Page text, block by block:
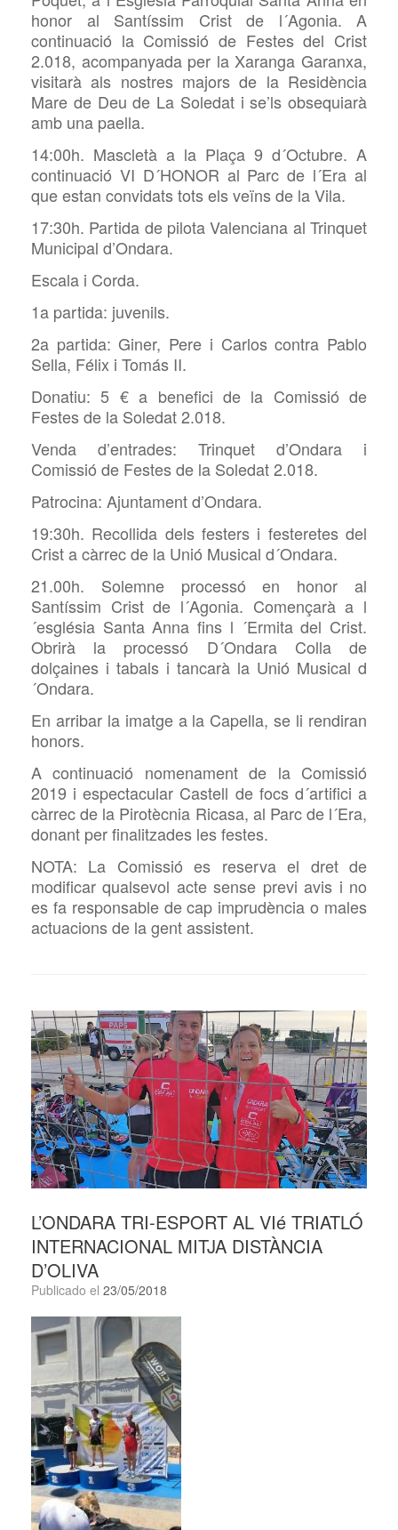
honor al Santíssim Crist de l´Agonia. A
continuació la Comissió de Festes del Crist
2.018, acompanyada per la Xaranga Garanxa,
visitarà als nostres majors de la Residència
Mare de Deu de La Soledat i se’ls obsequiarà
amb una paella.
14:00h. Mascletà a la Plaça 9 d´Octubre. A
continuació VI D´HONOR al Parc de l´Era al
que estan convidats tots els veïns de la Vila.
17:30h. Partida de pilota Valenciana al Trinquet
Municipal d’Ondara.
Escala i Corda.
1a partida: juvenils.
2a partida: Giner, Pere i Carlos contra Pablo
Sella, Félix i Tomás II.
Donatiu: 5 € a benefici de la Comissió de
Festes de la Soledat 2.018.
Venda d’entrades: Trinquet d’Ondara i
Comissió de Festes de la Soledat 2.018.
Patrocina: Ajuntament d’Ondara.
19:30h. Recollida dels festers i festeretes del
Crist a càrrec de la Unió Musical d´Ondara.
21.00h. Solemne processó en honor al
Santíssim Crist de l´Agonia. Començarà a l
´església Santa Anna fins l ´Ermita del Crist.
Obrirà la processó D´Ondara Colla de
dolçaines i tabals i tancarà la Unió Musical d
´Ondara.
En arribar la imatge a la Capella, se li rendiran
honors.
A continuació nomenament de la Comissió
2019 i espectacular Castell de focs d´artifici a
càrrec de la Pirotècnia Ricasa, al Parc de l´Era,
donant per finalitzades les festes.
NOTA: La Comissió es reserva el dret de
modificar qualsevol acte sense previ avis i no
es fa responsable de cap imprudència o males
actuacions de la gent assistent.
L’ONDARA TRI-ESPORT AL VIé TRIATLÓ
INTERNACIONAL MITJA DISTÀNCIA
D’OLIVA
Publicado el 23/05/2018